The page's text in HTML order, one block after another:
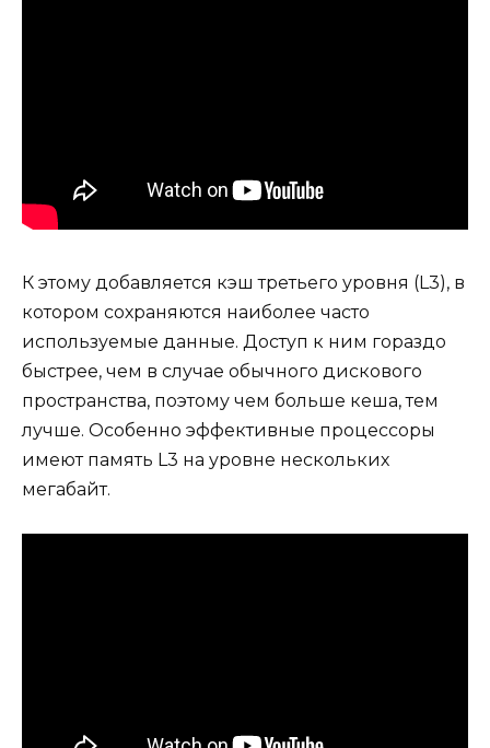
К этому добавляется кэш третьего уровня (L3), в
котором сохраняются наиболее часто
используемые данные. Доступ к ним гораздо
быстрее, чем в случае обычного дискового
пространства, поэтому чем больше кеша, тем
лучше. Особенно эффективные процессоры
имеют память L3 на уровне нескольких
мегабайт.